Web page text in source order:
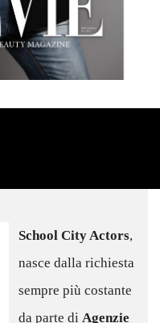
School City Actors,
nasce dalla richiesta
sempre più costante
da parte di Agenzie